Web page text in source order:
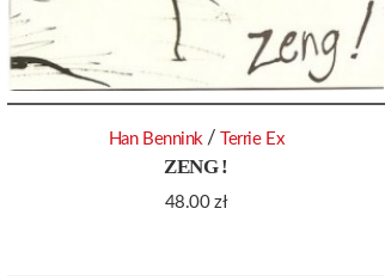
ZENG !
48.00zł
Han Bennink / Terrie Ex